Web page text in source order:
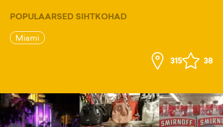
POPULAARSED SIHTKOHAD
Miami
315 38